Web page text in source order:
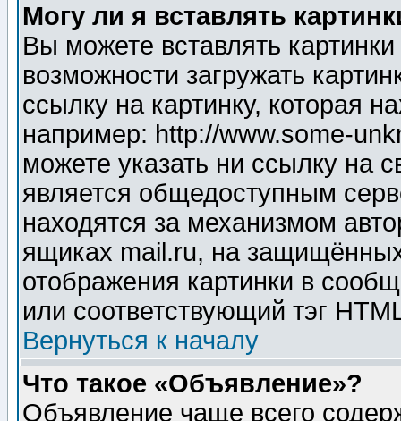
Могу ли я вставлять
Вы можете вставлять
возможности загружать
ссылку на картинку, которая
например: http://www.some-
можете указать ни ссылку на
является общедоступным
находятся за механизмом
ящиках mail.ru, на
отображения картинки в
или соответствующий тэг
Вернуться к началу
Что такое «Объявление»?
Объявление чаще всего